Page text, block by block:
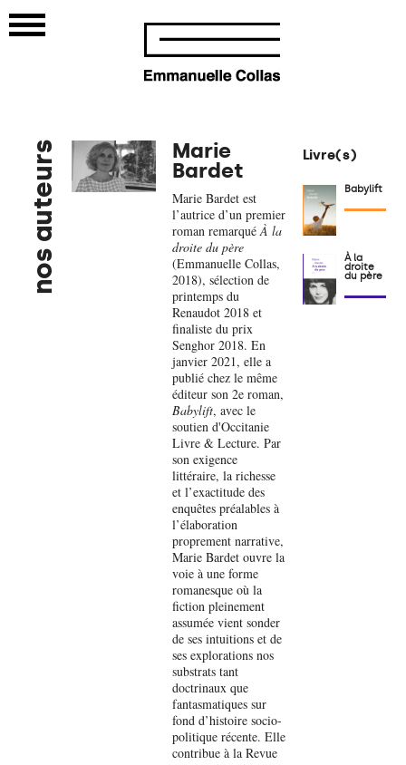
nos auteurs Marie
Bardet
Marie Bardet est
l’autrice d’un premier
roman remarquéÀ la
droite du père
(Emmanuelle Collas,
2018), sélection de
printemps du
Renaudot 2018 et
finaliste du prix
Senghor 2018. En
janvier 2021, elle a
publié chez le même
éditeur son 2e roman,
Babylift, avec le
soutien d'Occitanie
Livre & Lecture. Par
son exigence
littéraire, la richesse
et l’exactitude des
enquêtes préalables à
l’élaboration
proprement narrative,
Marie Bardet ouvre la
voie à une forme
romanesque où la
fiction pleinement
assumée vient sonder
de ses intuitions et de
ses explorations nos
substrats tant
doctrinaux que
fantasmatiques sur
fond d’histoire socio-
politique récente. Elle
contribue à la Revue
Livre(s)
Babylift
À la
droite
du père